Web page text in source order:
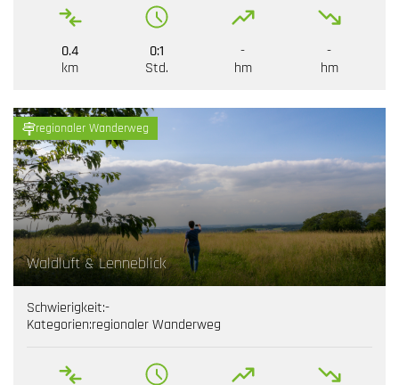
0.4
km
0:1
Std.
-
hm
-
hm
regionaler Wanderweg
Waldluft & Lenneblick
Schwierigkeit:-
Kategorien:regionaler Wanderweg